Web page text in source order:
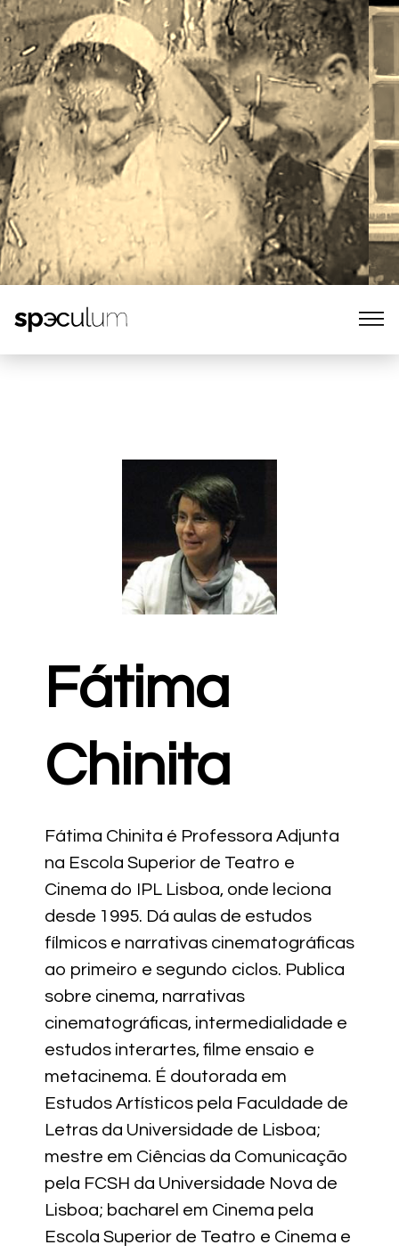
Fátima
Chinita
Fátima Chinita é Professora Adjunta
na Escola Superior de Teatro e
Cinema do IPL Lisboa, onde leciona
desde 1995. Dá aulas de estudos
fílmicos e narrativas cinematográficas
ao primeiro e segundo ciclos. Publica
sobre cinema, narrativas
cinematográficas, intermedialidade e
estudos interartes, filme ensaio e
metacinema. É doutorada em
Estudos Artísticos pela Faculdade de
Letras da Universidade de Lisboa;
mestre em Ciências da Comunicação
pela FCSH da Universidade Nova de
Lisboa; bacharel em Cinema pela
Escola Superior de Teatro e Cinema e